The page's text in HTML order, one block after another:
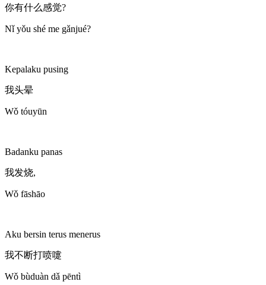
你有什么感觉?
Nǐ yǒu shé me gǎnjué?
Kepalaku pusing
我头晕
Wǒ tóuyūn
Badanku panas
我发烧,
Wǒ fāshāo
Aku bersin terus menerus
我不断打喷嚏
Wǒ bùduàn dǎ pēntì